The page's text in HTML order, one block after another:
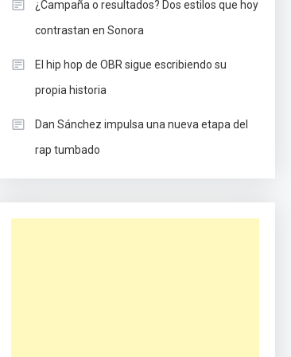
¿Campaña o resultados? Dos estilos que hoy
contrastan en Sonora
El hip hop de OBR sigue escribiendo su
propia historia
Dan Sánchez impulsa una nueva etapa del
rap tumbado